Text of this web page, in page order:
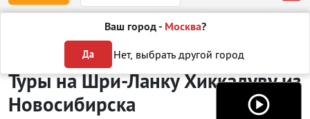
Ваш город - Москва?
Да Нет, выбрать другой город
Отдых на Шри-Ланке
Туры на Шри-Ланку Хиккадувуиз
Новосибирска